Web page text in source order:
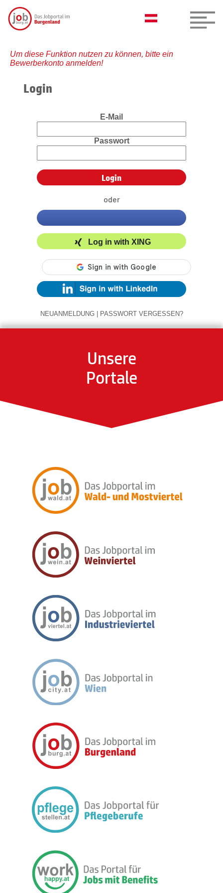
Um diese Funktion nutzen zu können, bitte ein
Bewerberkonto anmelden!
Login
E-Mail
Passwort
oder
Log in with XING
NEUANMELDUNG | PASSWORT VERGESSEN?
Unsere
Portale